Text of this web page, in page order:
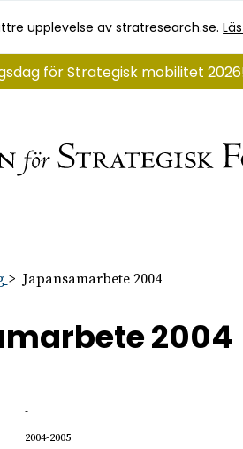
upplevelse av stratresearch.se.
för Strategisk mobilitet
Japansamarbete 2004
2004
-
2004-2005